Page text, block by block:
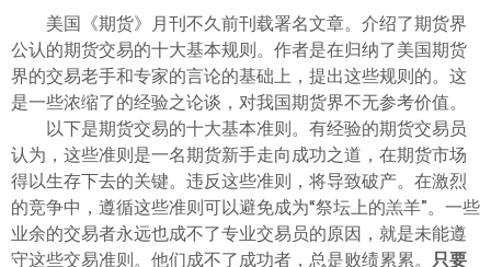
繁體中文
한글
日本語
Tiếng việt
美国《期货》月刊不久前刊载署名文章。介绍了期货界
公认的期货交易的十大基本规则。作者是在归纳了美国期货
界的交易老手和专家的言论的基础上，提出这些规则的。这
是一些浓缩了的经验之论谈，对我国期货界不无参考价值。
以下是期货交易的十大基本准则。有经验的期货交易员
认为，这些准则是一名期货新手走向成功之道，在期货市场
得以生存下去的关键。违反这些准则，将导致破产。在激烈
的竞争中，遵循这些准则可以避免成为“祭坛上的羔羊”。一些
业余的交易者永远也成不了专业交易员的原因，就是未能遵
守这些交易准则。他们成不了成功者，总是败绩累累。 只要